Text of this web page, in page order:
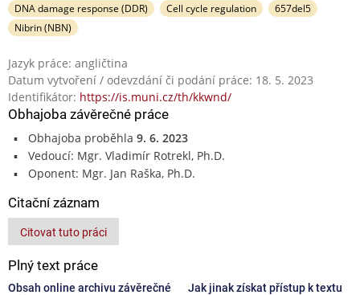
DNA damage response (DDR)
Cell cycle regulation
657del5
Nibrin (NBN)
Jazyk práce: angličtina
Datum vytvoření / odevzdání či podání práce: 18. 5. 2023
Identifikátor: https://is.muni.cz/th/kkwnd/
Obhajoba závěrečné práce
Obhajoba proběhla 9. 6. 2023
Vedoucí: Mgr. Vladimír Rotrekl, Ph.D.
Oponent: Mgr. Jan Raška, Ph.D.
Citační záznam
Citovat tuto práci
Plný text práce
Obsah online archivu závěrečné
Jak jinak získat přístup k textu